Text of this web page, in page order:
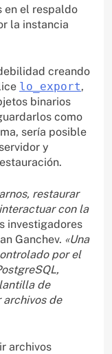
en el respaldo
la instancia
creando
lo_export,
binarios
como
sería posible
y
restaurar
con la
investigadores
Ganchev. «Una
por el
de
de
archivos